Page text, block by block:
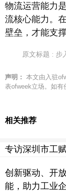
物流运营能力
流核心能力。
壁垒，才能支
原文标题 : 步
声明： 本文由入驻
表ofweek立场。如有
相关推荐
创新驱动、开
能，助力工业